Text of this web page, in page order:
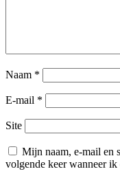
Naam *
E-mail *
Site
Mijn naam, e-mail en
volgende keer wanneer ik